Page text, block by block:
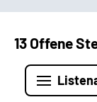
13 Offene